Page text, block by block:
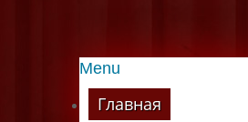
Menu
Главная